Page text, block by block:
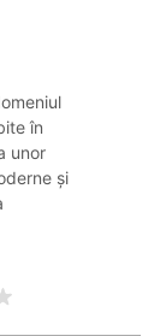
în
unor
și